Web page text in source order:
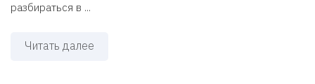
разбираться в ...
Читать далее